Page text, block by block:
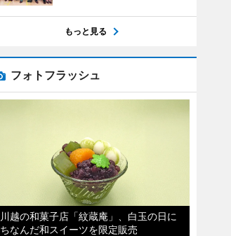
もっと見る
フォトフラッシュ
川越の和菓子店「紋蔵庵」、白玉の日に
ちなんだ和スイーツを限定販売